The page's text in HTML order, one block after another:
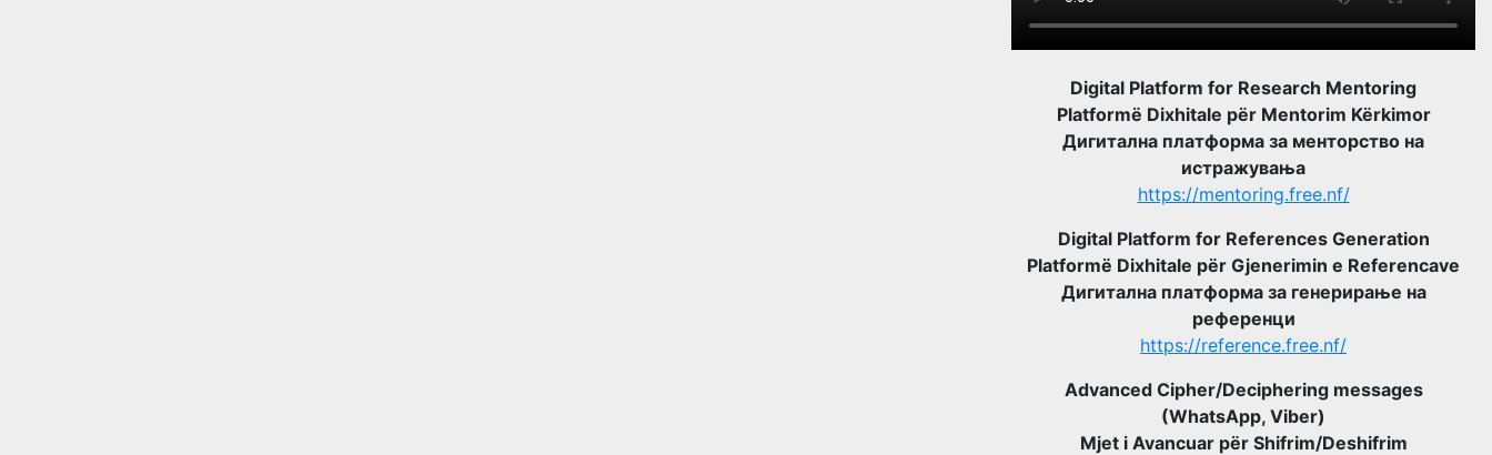
Digital Platform for Research Mentoring
Platformë Dixhitale për Mentorim Kërkimor
Дигитална платформа за менторство на
истражувања
https://mentoring.free.nf/
Digital Platform for References Generation
Platformë Dixhitale për Gjenerimin e Referencave
Дигитална платформа за генерирање на
референци
https://reference.free.nf/
Advanced Cipher/Deciphering messages
(WhatsApp, Viber)
Mjet i Avancuar për Shifrim/Deshifrim